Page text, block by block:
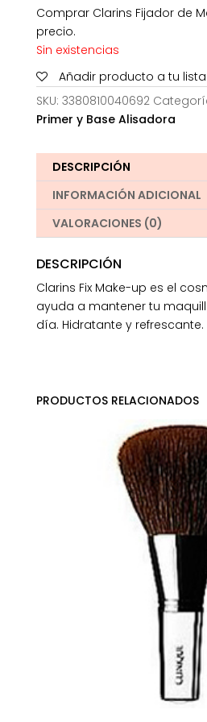
Comprar Clarins Fijador de
precio.
Sin existencias
Añadir producto a tu
SKU: 3380810040692
Primer y Base Alisadora
DESCRIPCIÓN
INFORMACIÓN ADICIONAL
VALORACIONES (0)
DESCRIPCIÓN
Clarins Fix Make-up es el
ayuda a mantener tu
día. Hidratante y refrescante.
PRODUCTOS RELACIONADOS